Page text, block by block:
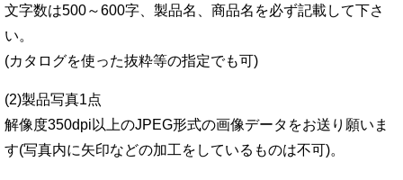
文字数は500～600字、製品名、商品名を必ず記載して下さ
い。
(カタログを使った抜粋等の指定でも可)
(2)製品写真1点
解像度350dpi以上のJPEG形式の画像データをお送り願いま
す(写真内に矢印などの加工をしているものは不可)。